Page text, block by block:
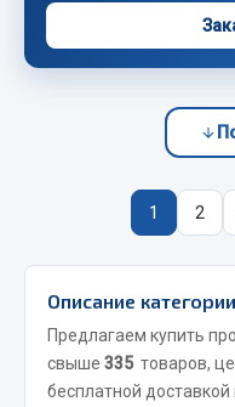
Система охлаждения
Сцепление
Тормозная система
Электрооборудование
Фильтры
JSB
1 2
Описание категории
Предлагаем купить
свыше 335 товаров,
бесплатной доставкой